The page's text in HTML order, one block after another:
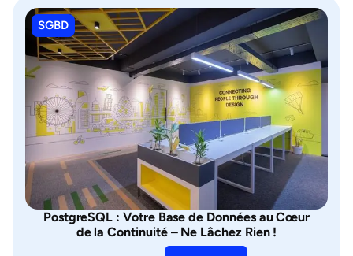
SGBD
PostgreSQL : Votre Base de Données au Cœur
de la Continuité – Ne Lâchez Rien !